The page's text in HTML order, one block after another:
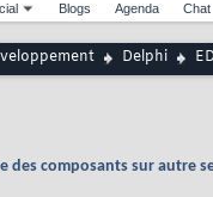
Blogs Agenda Chat
Delphi
des composants sur autre